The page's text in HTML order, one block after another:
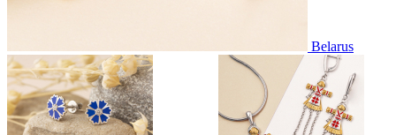
Belarus